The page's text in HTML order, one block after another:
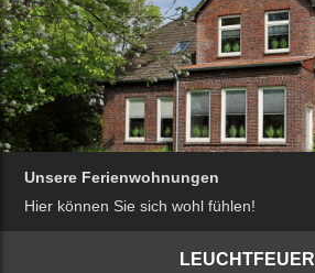
Unsere Ferienwohnungen
Hier können Sie sich wohl fühlen!
LEUCHTFEUER